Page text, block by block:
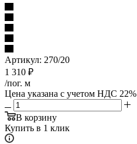
Артикул: 270/20
1 310 ₽
/пог. м
Цена указана с учетом НДС 22%
В корзину
Купить в 1 клик